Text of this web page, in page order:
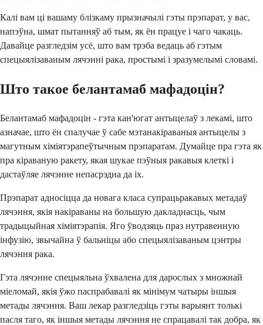
Калі вам ці вашаму блізкаму прызначылі гэты прэпарат, у вас,
напэўна, шмат пытанняў аб тым, як ён працуе і чаго чакаць.
Давайце разгледзім усё, што вам трэба ведаць аб гэтым
спецыялізаваным лячэнні рака, простымі і зразумелымі словамі.
Што такое белантамаб мафадоцін?
Белантамаб мафадоцін - гэта кан'югат антыцелаў з лекамі, што
азначае, што ён спалучае ў сабе мэтанакіраваныя антыцелы з
магутным хіміятэрапеўтычным прэпаратам. Думайце пра гэта як
пра кіраваную ракету, якая шукае пэўныя ракавыя клеткі і
дастаўляе лячэнне непасрэдна да іх.
Прэпарат адносіцца да новага класа супрацьракавых метадаў
лячэння, якія накіраваны на большую дакладнасць, чым
традыцыйная хіміятэрапія. Яго ўводзяць праз нутравенную
інфузію, звычайна ў бальніцы або спецыялізаваным цэнтры
лячэння рака.
Гэта лячэнне спецыяльна ўхвалена для дарослых з множнай
міеломай, якія ўжо паспрабавалі як мінімум чатыры іншыя
метады лячэння. Ваш лекар разгледзіць гэты варыянт толькі
пасля таго, як іншыя метады лячэння не спрацавалі так добра, як